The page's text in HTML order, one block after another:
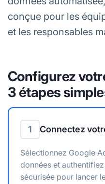
conçue pour les
et les responsables
Configurez
3 étapes
1 Connectez
Sélectionnez Google
données et
sécurisée pour lancer